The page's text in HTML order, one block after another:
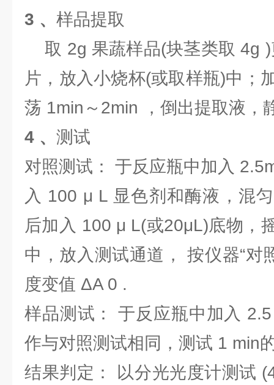
3 、 样品提取
取 2g 果蔬样品(块茎类取 4g )
片，放入小烧杯(或取样瓶)中；
荡 1min～2min ，倒出提取液，
4 、 测试
对照测试： 于反应瓶中加入
入 100 μ L 显色剂和酶液，混
后加入 100 μ L(或20μL)底物，
中，放入测试通道， 按仪器“对
度变值 ΔΑ 0 .
样品测试： 于反应瓶中加入
作与对照测试相同，测试 1 min
结果判定： 以分光光度计测试